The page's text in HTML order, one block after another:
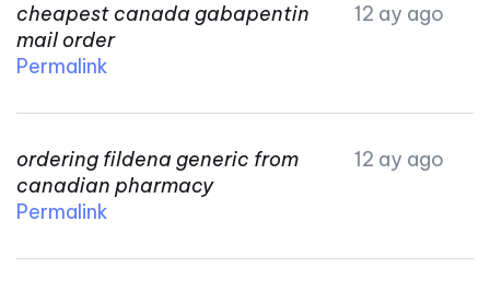
cheapest canada gabapentin
mail order
12 ay ago
Permalink
ordering fildena generic from
canadian pharmacy
12 ay ago
Permalink